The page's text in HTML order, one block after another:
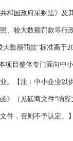
和国政府采购法》
、较大数额罚款等行
大数额罚款”标准高于
项目整体专门面向中
。【注：中小企业以
》（见磋商文件“响
件，否则不予认定。】